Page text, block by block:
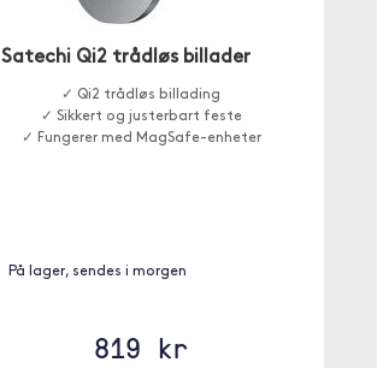
Satechi Qi2 trådløs billader
✓ Qi2 trådløs billading
✓ Sikkert og justerbart feste
✓ Fungerer med MagSafe-enheter
På lager, sendes i morgen
819 kr